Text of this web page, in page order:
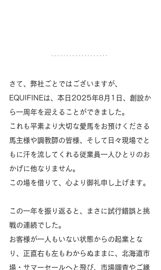
さて、弊社ごとではございますが、
EQUIFINEは、本日2025年8月1日、創設か
ら一周年を迎えることができました。
これも平素より大切な愛馬をお預けくださる
馬主様や調教師の皆様、そして日々現場でと
もに汗を流してくれる従業員一人ひとりのお
かげに他なりません。
この場を借りて、心より御礼申し上げます。
この一年を振り返ると、まさに試行錯誤と挑
戦の連続でした。
お客様が一人もいない状態からの起業とな
り、正直右も左もわからぬままに、北海道市
場・サマーセールへと飛び、市場調査やご縁